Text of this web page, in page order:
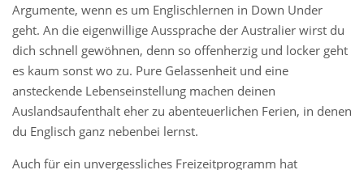
Argumente, wenn es um Englischlernen in Down Under
geht. An die eigenwillige Aussprache der Australier wirst du
dich schnell gewöhnen, denn so offenherzig und locker geht
es kaum sonst wo zu. Pure Gelassenheit und eine
ansteckende Lebenseinstellung machen deinen
Auslandsaufenthalt eher zu abenteuerlichen Ferien, in denen
du Englisch ganz nebenbei lernst.
Auch für ein unvergessliches Freizeitprogramm hat